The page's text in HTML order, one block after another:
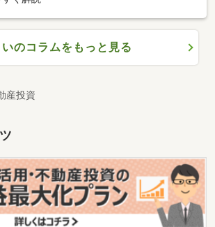
のコラムをもっと見る
産投資